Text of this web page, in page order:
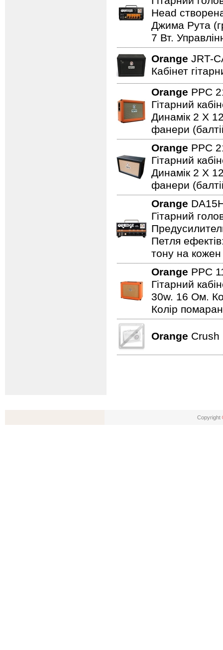
Head
Джима Рута
7 Вт.
Orange JRT-
Кабінет
Orange PPC
Гітарний
Динамік 2 X
фанери
Orange PPC
Гітарний
Динамік 2 X
фанери
Orange
Гітарний
Петля
тону на кожен
Orange PPC
Гітарний
30w. 16 Ом.
Колір
Orange
Copyright